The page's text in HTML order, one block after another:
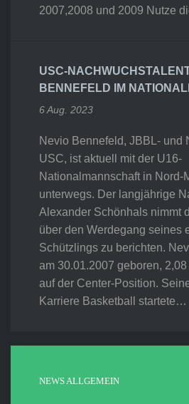
2007,2008 und 2009 Nutze
USC-
BENNEFELD IM
6 Aug. 2023
Nevio Bennefeld, JBBL- und
USC, ist aktuell mit der U16-
Nationalmannschaft in Nord-
unterwegs. Der langjährige
Alexander Schönhals nimmt
über den Werdegang seines
Schützlings zu berichten.
am 30.01.2007 geboren,
auf der Center-Position.
Karriere Basketball startete…
NEWS ALLGEMEIN